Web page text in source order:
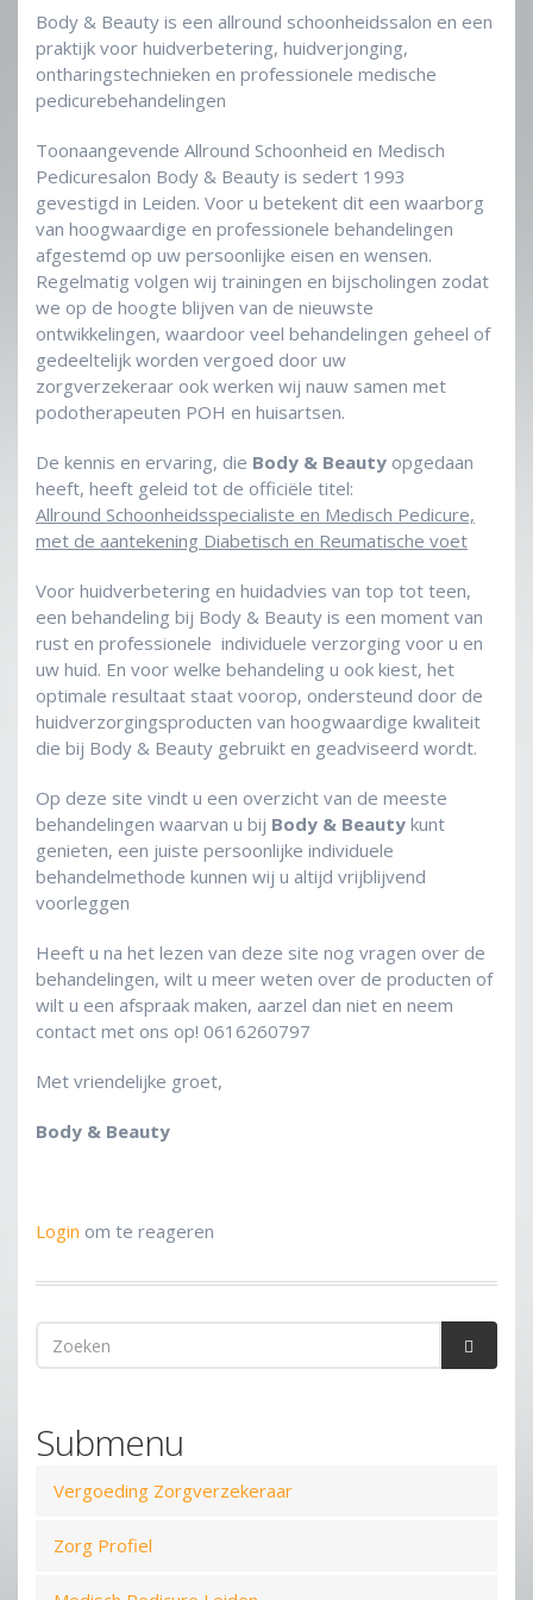
Body & Beauty is een allround schoonheidssalon en een
praktijk voor huidverbetering, huidverjonging,
ontharingstechnieken en professionele medische
pedicurebehandelingen
Toonaangevende Allround Schoonheid en Medisch
Pedicuresalon Body & Beauty is sedert 1993
gevestigd in Leiden. Voor u betekent dit een waarborg
van hoogwaardige en professionele behandelingen
afgestemd op uw persoonlijke eisen en wensen.
Regelmatig volgen wij trainingen en bijscholingen zodat
we op de hoogte blijven van de nieuwste
ontwikkelingen, waardoor veel behandelingen geheel of
gedeeltelijk worden vergoed door uw
zorgverzekeraar ook werken wij nauw samen met
podotherapeuten POH en huisartsen.
De kennis en ervaring, die Body & Beauty opgedaan
heeft, heeft geleid tot de officiële titel:
Allround Schoonheidsspecialiste en Medisch Pedicure,
met de aantekening Diabetisch en Reumatische voet
Voor huidverbetering en huidadvies van top tot teen,
een behandeling bij Body & Beauty is een moment van
rust en professionele individuele verzorging voor u en
uw huid. En voor welke behandeling u ook kiest, het
optimale resultaat staat voorop, ondersteund door de
huidverzorgingsproducten van hoogwaardige kwaliteit
die bij Body & Beauty gebruikt en geadviseerd wordt.
Op deze site vindt u een overzicht van de meeste
behandelingen waarvan u bij Body & Beauty kunt
genieten, een juiste persoonlijke individuele
behandelmethode kunnen wij u altijd vrijblijvend
voorleggen
Heeft u na het lezen van deze site nog vragen over de
behandelingen, wilt u meer weten over de producten of
wilt u een afspraak maken, aarzel dan niet en neem
contact met ons op! 0616260797
Met vriendelijke groet,
Body & Beauty
Login om te reageren
Zoekveld
Submenu
Vergoeding Zorgverzekeraar
Zorg Profiel